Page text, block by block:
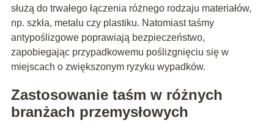
służą do trwałego łączenia różnego rodzaju materiałów,
np. szkła, metalu czy plastiku. Natomiast taśmy
antypoślizgowe poprawiają bezpieczeństwo,
zapobiegając przypadkowemu poślizgnięciu się w
miejscach o zwiększonym ryzyku wypadków.
Zastosowanie taśm w różnych
branżach przemysłowych